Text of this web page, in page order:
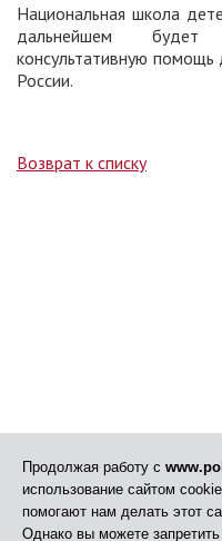
Национальная школа
дальнейшем будет
консультативную помощь
России.
Возврат к списку
Продолжая работу с
использование сайтом
помогают нам делать этот
Однако вы можете